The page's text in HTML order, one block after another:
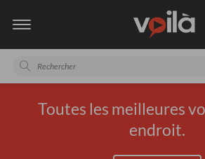
Toutes les meilleures
endroit.